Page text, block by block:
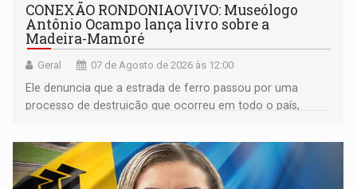
CONEXÃO RONDONIAOVIVO: Museólogo
Antônio Ocampo lança livro sobre a
Madeira-Mamoré
Geral 07 de Agosto de 2026 às 12:00
Ele denuncia que a estrada de ferro passou por uma
processo de destruição que ocorreu em todo o país,